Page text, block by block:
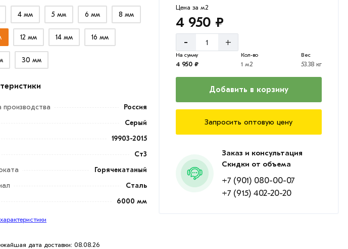
4 мм 5 мм 6 мм 8 мм
12 мм 14 мм 16 мм
30 мм
Россия
Серый
19903-2015
Ст3
Горячекатаный
Сталь
6000 мм
дата доставки: 08.08.26
Цена за м2
4 950 ₽
- +
На сумму
4 950 ₽
Кол-во
1 м2
Вес
53.38 кг
Добавить в корзину
Запросить оптовую цену
Заказ и консультация
Скидки от объема
+7 (901) 080-00-07
+7 (915) 402-20-20